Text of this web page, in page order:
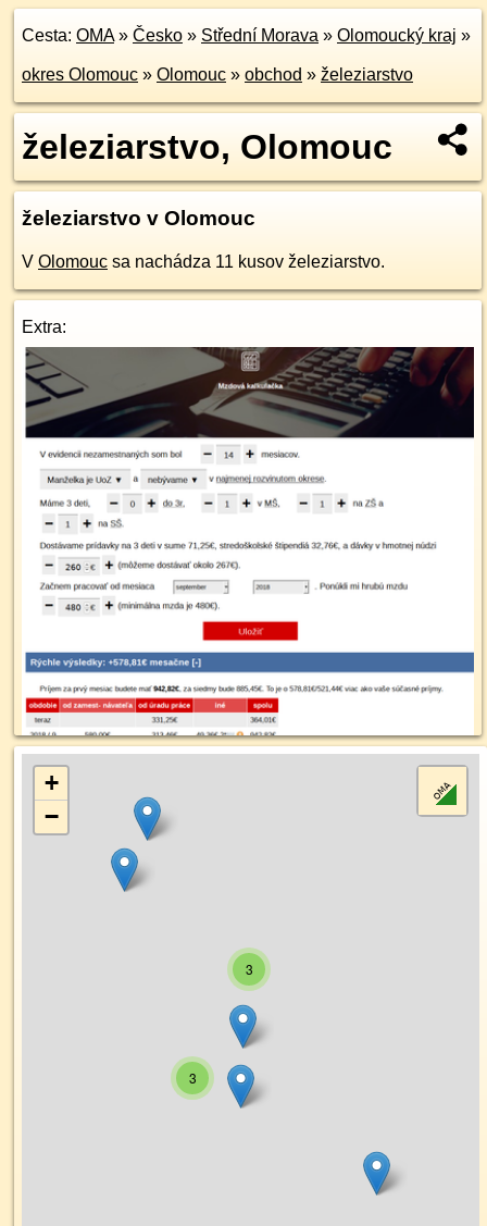
Cesta: OMA» Česko » Střední Morava » Olomoucký kraj »
okres Olomouc » Olomouc » obchod » železiarstvo
železiarstvo, Olomouc
železiarstvo v Olomouc
V Olomouc sa nachádza 11 kusov železiarstvo.
Extra:
3
3
+
−